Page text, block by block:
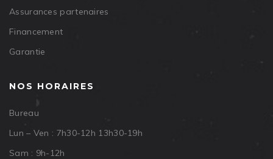
Assurances partenaires
Financement
Garantie
NOS HORAIRES
Bureau
Lun – Ven : 7h30-12h 13h30-19h
Sam : 9h-12h